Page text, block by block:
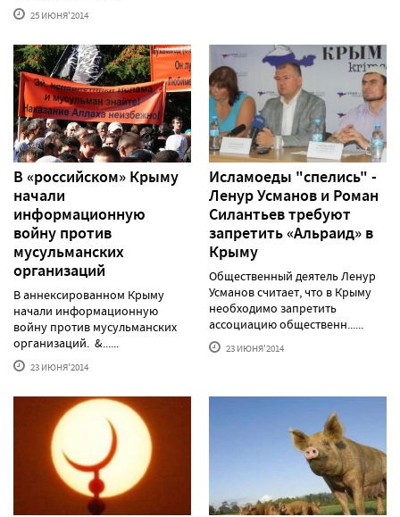
25 ИЮНЯ'2014
В «российском» Крыму
начали
информационную
войну против
мусульманских
организаций
В аннексированном Крыму
начали информационную
войну против мусульманских
организаций. &......
23 ИЮНЯ'2014
Исламоеды "спелись" -
Ленур Усманов и Роман
Силантьев требуют
запретить «Альраид» в
Крыму
Общественный деятель Ленур
Усманов считает, что в Крыму
необходимо запретить
ассоциацию общественн......
23 ИЮНЯ'2014